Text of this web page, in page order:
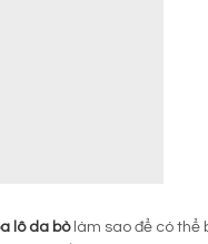
lô da bò làm sao để có